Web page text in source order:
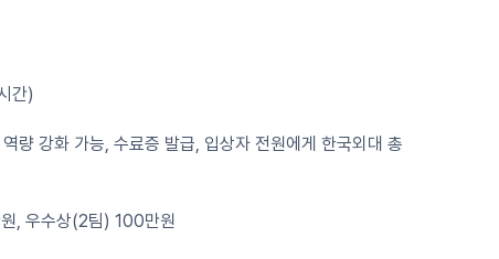
간)
량 강화 가능, 수료증 발급, 입상자 전원에게 한국외대 총
, 우수상(2팀) 100만원